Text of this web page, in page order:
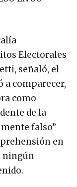
Electorales
señaló, el
comparecer,
como
de la
falso”
en